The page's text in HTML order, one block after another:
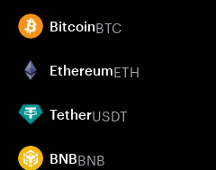
BitcoinBTC
EthereumETH
TetherUSDT
BNBBNB